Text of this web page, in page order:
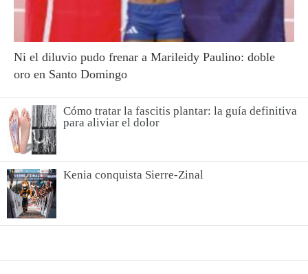
Ni el diluvio pudo frenar a Marileidy Paulino: doble
oro en Santo Domingo
Cómo tratar la fascitis plantar: la guía definitiva
para aliviar el dolor
Kenia conquista Sierre-Zinal